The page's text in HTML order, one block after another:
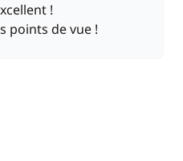
!
points de vue !